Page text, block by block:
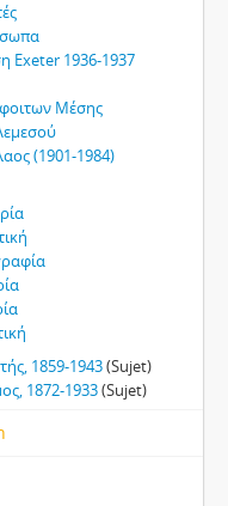
Exeter 1936-1937
Μέσης
(1901-1984)
1859-1943(Sujet)
1872-1933(Sujet)